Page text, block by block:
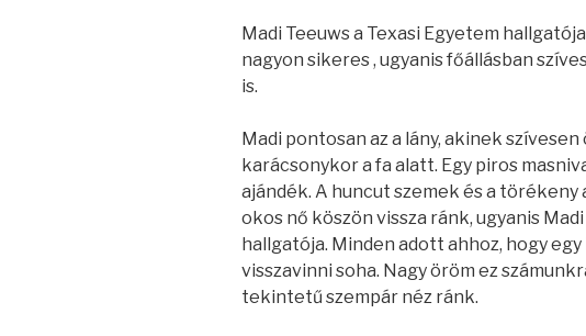
Madi Teeuws a Texasi Egyetem
nagyon sikeres , ugyanis főállásban
is.
Madi pontosan az a lány, akinek
karácsonykor a fa alatt. Egy piros
ajándék. A huncut szemek és a
okos nő köszön vissza ránk, ugyanis
hallgatója. Minden adott ahhoz, hogy
visszavinni soha. Nagy öröm ez
tekintetű szempár néz ránk.